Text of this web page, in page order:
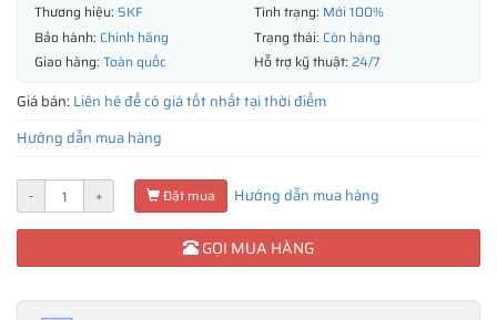
Thương hiệu: SKF Tình trạng: Mới 100%
Bảo hành: Chính hãng Trạng thái: Còn hàng
Giao hàng: Toàn quốc Hỗ trợ kỹ thuật: 24/7
Giá bán: Liên hệ để có giá tốt nhất tại thời điểm
Hướng dẫn mua hàng
- + Đặt mua Hướng dẫn mua hàng
GỌI MUA HÀNG